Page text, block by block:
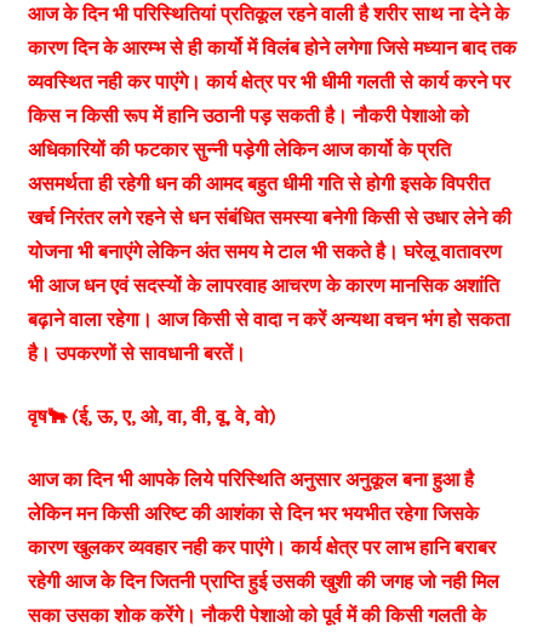
आज के दिन भी परिस्थितियां प्रतिकूल रहने वाली है शरीर साथ ना देने के
कारण दिन के आरम्भ से ही कार्यो में विलंब होने लगेगा जिसे मध्यान बाद तक
व्यवस्थित नही कर पाएंगे। कार्य क्षेत्र पर भी धीमी गलती से कार्य करने पर
किस न किसी रूप में हानि उठानी पड़ सकती है। नौकरी पेशाओ को
अधिकारियों की फटकार सुन्नी पड़ेगी लेकिन आज कार्यो के प्रति
असमर्थता ही रहेगी धन की आमद बहुत धीमी गति से होगी इसके विपरीत
खर्च निरंतर लगे रहने से धन संबंधित समस्या बनेगी किसी से उधार लेने की
योजना भी बनाएंगे लेकिन अंत समय मे टाल भी सकते है। घरेलू वातावरण
भी आज धन एवं सदस्यों के लापरवाह आचरण के कारण मानसिक अशांति
बढ़ाने वाला रहेगा। आज किसी से वादा न करें अन्यथा वचन भंग हो सकता
है। उपकरणों से सावधानी बरतें।
वृष🐂 (ई, ऊ, ए, ओ, वा, वी, वू, वे, वो)
आज का दिन भी आपके लिये परिस्थिति अनुसार अनुकूल बना हुआ है
लेकिन मन किसी अरिष्ट की आशंका से दिन भर भयभीत रहेगा जिसके
कारण खुलकर व्यवहार नही कर पाएंगे। कार्य क्षेत्र पर लाभ हानि बराबर
रहेगी आज के दिन जितनी प्राप्ति हुई उसकी खुशी की जगह जो नही मिल
सका उसका शोक करेंगे। नौकरी पेशाओ को पूर्व में की किसी गलती के